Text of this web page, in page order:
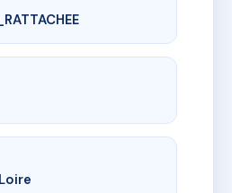
AD3935871
Monistrol-sur-Loire